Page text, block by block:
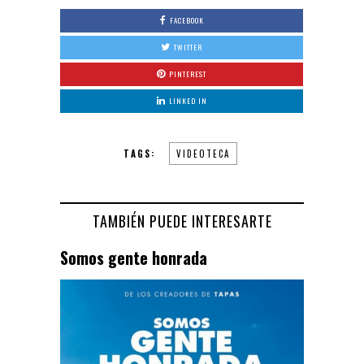
FACEBOOK
TWITTER
PINTEREST
LINKED IN
TAGS: VIDEOTECA
TAMBIÉN PUEDE INTERESARTE
Somos gente honrada